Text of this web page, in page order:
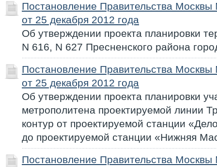
Постановление Правительства
от 25 декабря 2012 года
Об утверждении проекта планировки
N 616, N 627 Пресненского района
Постановление Правительства
от 25 декабря 2012 года
Об утверждении проекта планировки
метрополитена проектируемой линии
контур от проектируемой станции
до проектируемой станции «Нижняя
Постановление Правительства